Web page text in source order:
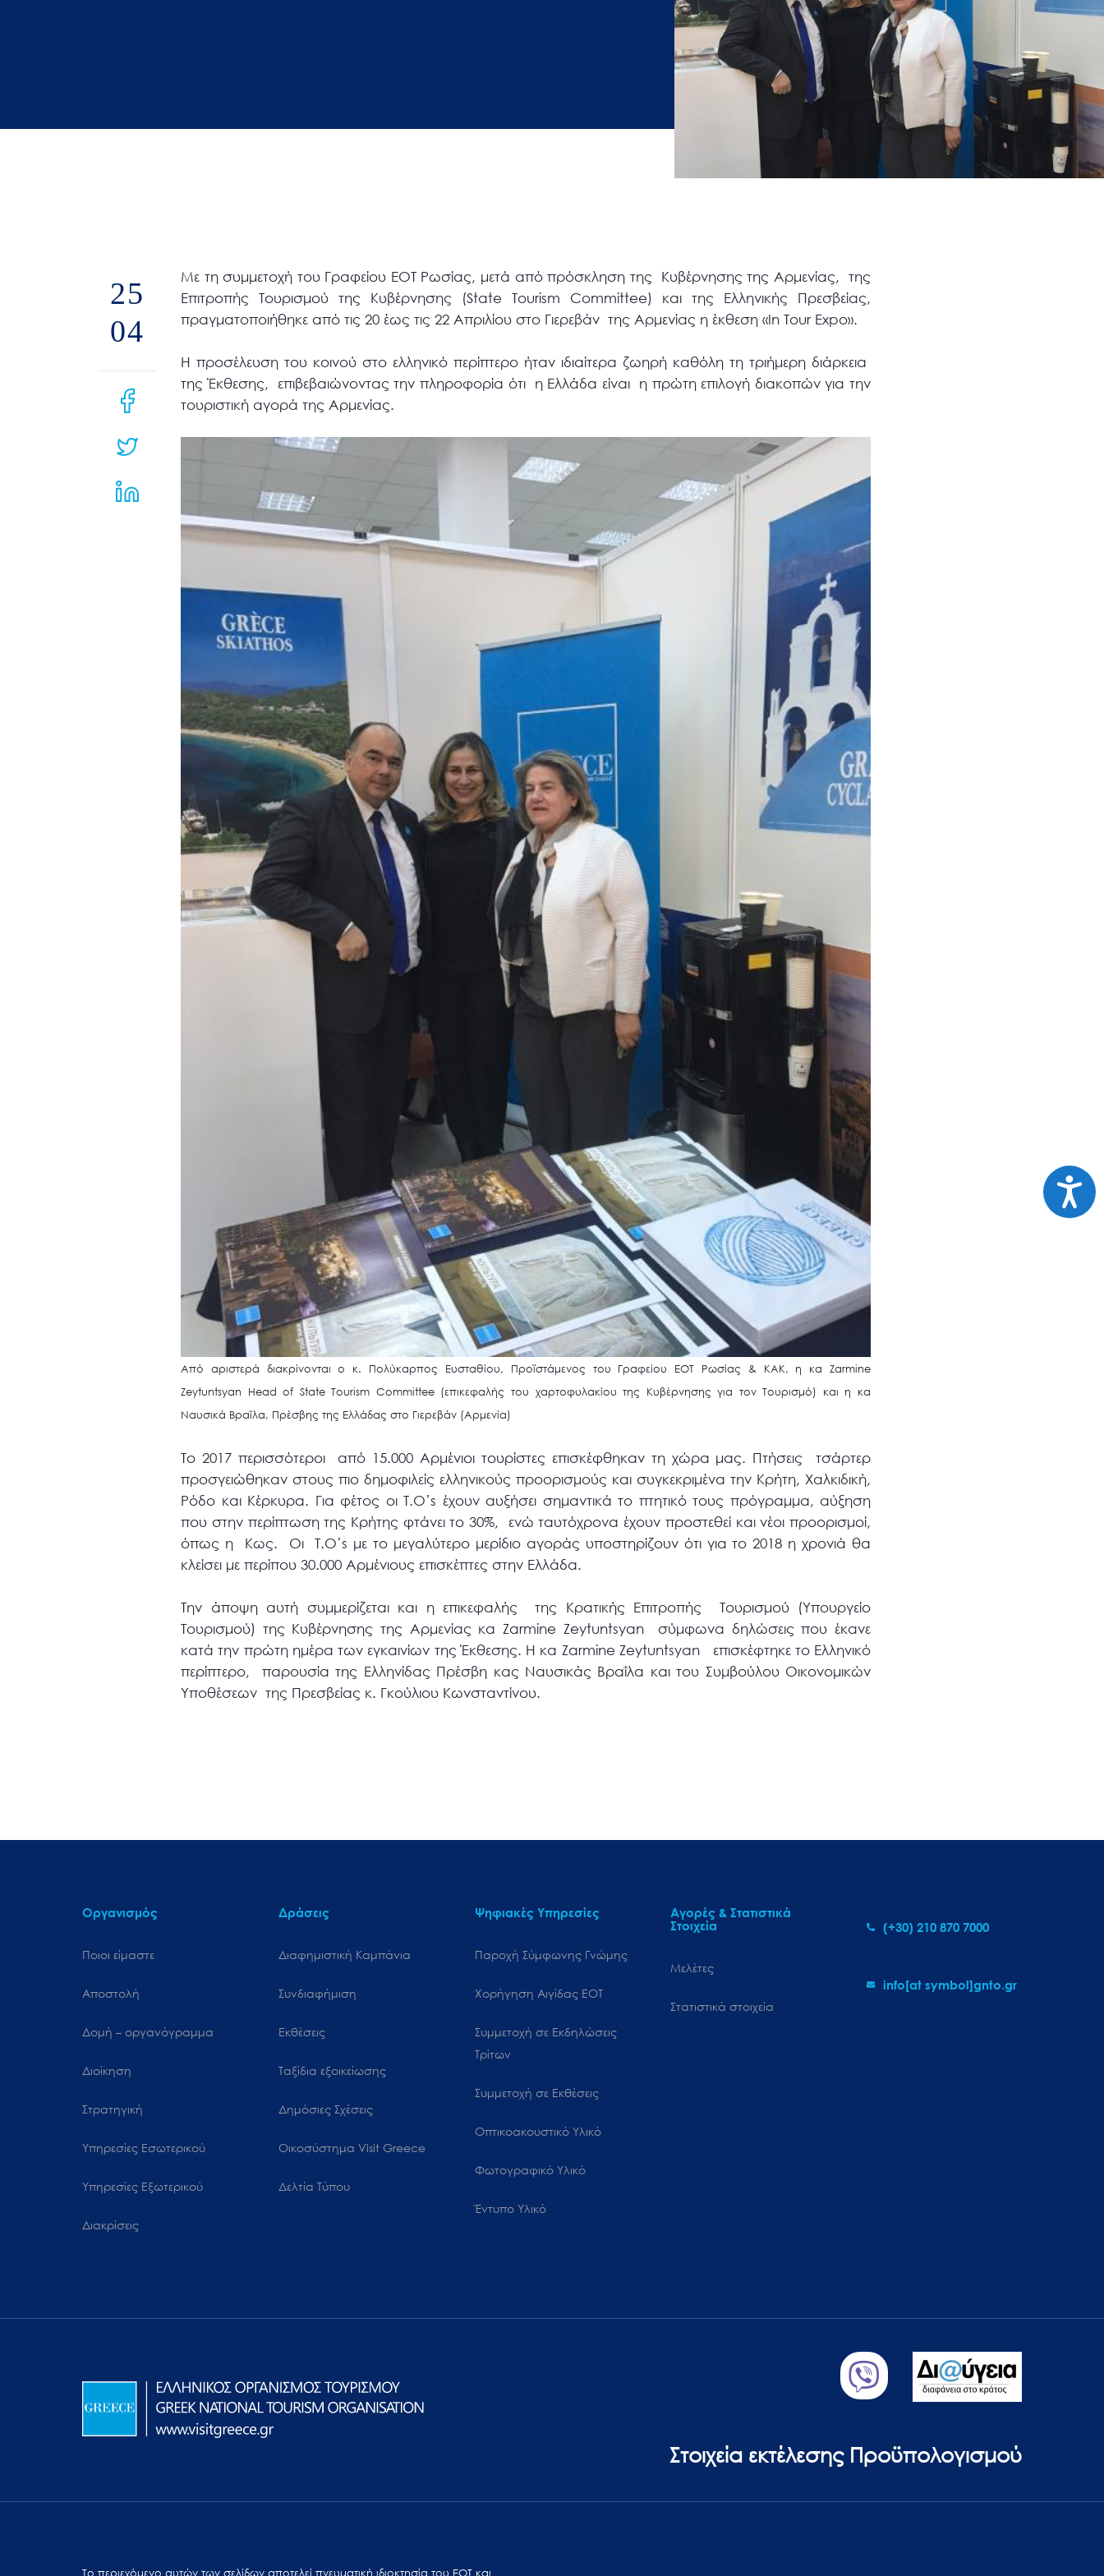
χρησιμοποιούν
25
04
Με τη συμμετοχή του Γραφείου ΕΟΤ Ρωσίας, μετά από πρόσκληση της Κυβέρνησης της Αρμενίας, της
Επιτροπής Τουρισμού της Κυβέρνησης (State Tourism Committee) και της Ελληνικής Πρεσβείας,
πραγματοποιήθηκε από τις 20 έως τις 22 Απριλίου στο Γιερεβάν της Αρμενίας η έκθεση «In Tour Expo».
Η προσέλευση του κοινού στο ελληνικό περίπτερο ήταν ιδιαίτερα ζωηρή καθόλη τη τριήμερη διάρκεια
της Έκθεσης, επιβεβαιώνοντας την πληροφορία ότι η Ελλάδα είναι η πρώτη επιλογή διακοπών για την
τουριστική αγορά της Αρμενίας.
Από αριστερά διακρίνονται ο κ. Πολύκαρπος Ευσταθίου, Προϊστάμενος του Γραφείου ΕΟΤ Ρωσίας & ΚΑΚ, η κα Zarmine
Zeytuntsyan Head of State Tourism Committee (επικεφαλής του χαρτοφυλακίου της Κυβέρνησης για τον Τουρισμό) και η κα
Ναυσικά Βραΐλα, Πρέσβης της Ελλάδας στο Γιερεβάν (Αρμενία)
Το 2017 περισσότεροι από 15.000 Αρμένιοι τουρίστες επισκέφθηκαν τη χώρα μας. Πτήσεις τσάρτερ
προσγειώθηκαν στους πιο δημοφιλείς ελληνικούς προορισμούς και συγκεκριμένα την Κρήτη, Χαλκιδική,
Ρόδο και Κέρκυρα. Για φέτος οι Τ.Ο’s έχουν αυξήσει σημαντικά το πτητικό τους πρόγραμμα, αύξηση
που στην περίπτωση της Κρήτης φτάνει το 30%, ενώ ταυτόχρονα έχουν προστεθεί και νέοι προορισμοί,
όπως η Κως. Οι Τ.Ο’s με το μεγαλύτερο μερίδιο αγοράς υποστηρίζουν ότι για το 2018 η χρονιά θα
κλείσει με περίπου 30.000 Αρμένιους επισκέπτες στην Ελλάδα.
Την άποψη αυτή συμμερίζεται και η επικεφαλής της Κρατικής Επιτροπής Τουρισμού (Υπουργείο
Τουρισμού) της Κυβέρνησης της Αρμενίας κα Zarmine Zeytuntsyan σύμφωνα δηλώσεις που έκανε
κατά την πρώτη ημέρα των εγκαινίων της Έκθεσης. Η κα Zarmine Zeytuntsyan επισκέφτηκε το Ελληνικό
περίπτερο, παρουσία της Ελληνίδας Πρέσβη κας Ναυσικάς Βραΐλα και του Συμβούλου Οικονομικών
Υποθέσεων της Πρεσβείας κ. Γκούλιου Κωνσταντίνου.
Οργανισμός
Ποιοι είμαστε
Αποστολή
Δομή – οργανόγραμμα
Διοίκηση
Στρατηγική
Υπηρεσίες Εσωτερικού
Υπηρεσίες Εξωτερικού
Διακρίσεις
Δράσεις
Διαφημιστική Καμπάνια
Συνδιαφήμιση
Εκθέσεις
Ταξίδια εξοικείωσης
Δημόσιες Σχέσεις
Oικοσύστημα Visit Greece
Δελτία Τύπου
Ψηφιακές Υπηρεσίες
Παροχή Σύμφωνης Γνώμης
Χορήγηση Αιγίδας ΕΟΤ
Συμμετοχή σε Εκδηλώσεις
Τρίτων
Συμμετοχή σε Εκθέσεις
Οπτικοακουστικό Υλικό
Φωτογραφικό Υλικό
Έντυπο Υλικό
Αγορές & Στατιστικά
Στοιχεία
Μελέτες
Στατιστικά στοιχεία
(+30) 210 870 7000
info[at symbol]gnto.gr
Στοιχεία εκτέλεσης Προϋπολογισμού
Το περιεχόμενο αυτών των σελίδων αποτελεί πvευματική ιδιοκτησία του ΕΟΤ και